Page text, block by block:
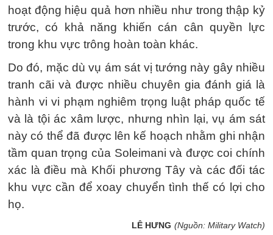
hoạt động hiệu quả hơn nhiều như trong thập kỷ
trước, có khả năng khiến cán cân quyền lực
trong khu vực trông hoàn toàn khác.
Do đó, mặc dù vụ ám sát vị tướng này gây nhiều
tranh cãi và được nhiều chuyên gia đánh giá là
hành vi vi phạm nghiêm trọng luật pháp quốc tế
và là tội ác xâm lược, nhưng nhìn lại, vụ ám sát
này có thể đã được lên kế hoạch nhằm ghi nhận
tầm quan trọng của Soleimani và được coi chính
xác là điều mà Khối phương Tây và các đối tác
khu vực cần để xoay chuyển tình thế có lợi cho
họ.
LÊ HƯNG (Nguồn: Military Watch)